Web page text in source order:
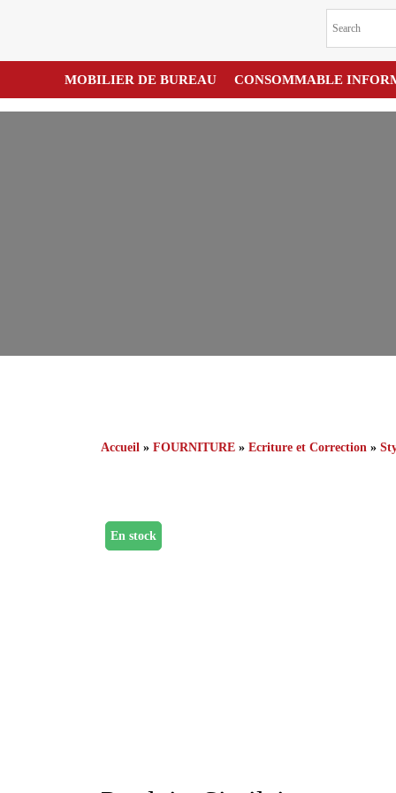
MOBILIER DE BUREAU CONSOMMABLE
Accueil » FOURNITURE » Ecriture et Correction »
En stock